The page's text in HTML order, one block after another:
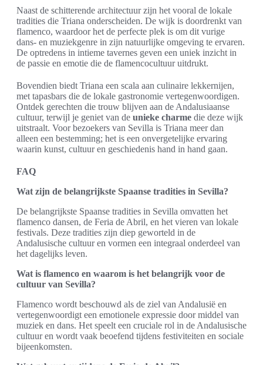
Naast de schitterende architectuur zijn het vooral de lokale
tradities die Triana onderscheiden. De wijk is doordrenkt van
flamenco, waardoor het de perfecte plek is om dit vurige
dans- en muziekgenre in zijn natuurlijke omgeving te ervaren.
De optredens in intieme tavernes geven een uniek inzicht in
de passie en emotie die de flamencocultuur uitdrukt.
Bovendien biedt Triana een scala aan culinaire lekkernijen,
met tapasbars die de lokale gastronomie vertegenwoordigen.
Ontdek gerechten die trouw blijven aan de Andalusiaanse
cultuur, terwijl je geniet van de unieke charme die deze wijk
uitstraalt. Voor bezoekers van Sevilla is Triana meer dan
alleen een bestemming; het is een onvergetelijke ervaring
waarin kunst, cultuur en geschiedenis hand in hand gaan.
FAQ
Wat zijn de belangrijkste Spaanse tradities in Sevilla?
De belangrijkste Spaanse tradities in Sevilla omvatten het
flamenco dansen, de Feria de Abril, en het vieren van lokale
festivals. Deze tradities zijn diep geworteld in de
Andalusische cultuur en vormen een integraal onderdeel van
het dagelijks leven.
Wat is flamenco en waarom is het belangrijk voor de
cultuur van Sevilla?
Flamenco wordt beschouwd als de ziel van Andalusië en
vertegenwoordigt een emotionele expressie door middel van
muziek en dans. Het speelt een cruciale rol in de Andalusische
cultuur en wordt vaak beoefend tijdens festiviteiten en sociale
bijeenkomsten.